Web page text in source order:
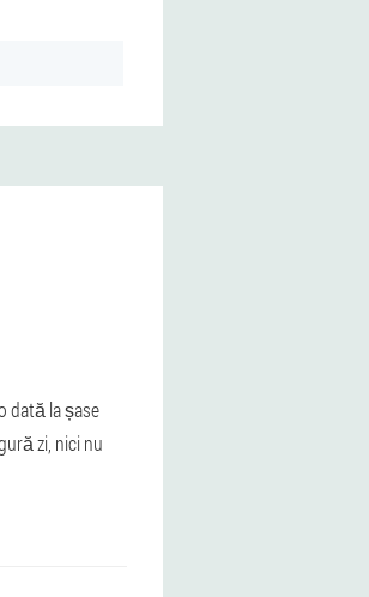
dată la șase
zi, nici nu